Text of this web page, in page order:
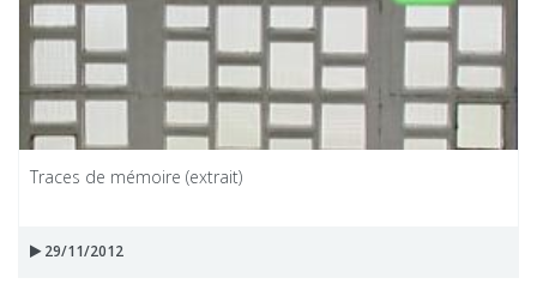
Traces de mémoire (extrait)
29/11/2012